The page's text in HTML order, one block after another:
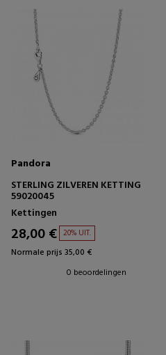
Pandora
STERLING ZILVEREN KETTING
59020045
Kettingen
28,00 € 20% UIT.
Normale prijs 35,00 €
0 beoordelingen